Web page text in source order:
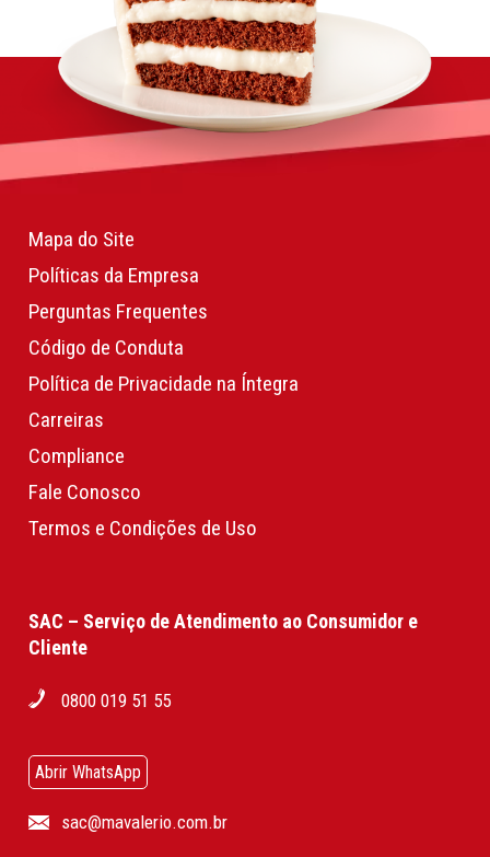
Mapa do Site
Políticas da Empresa
Perguntas Frequentes
Código de Conduta
Política de Privacidade na Íntegra
Carreiras
Compliance
Fale Conosco
Termos e Condições de Uso
SAC – Serviço de Atendimento ao Consumidor e
Cliente
0800 019 51 55
Abrir WhatsApp
sac@mavalerio.com.br